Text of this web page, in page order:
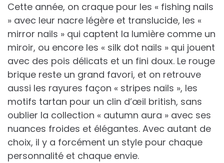
Cette année, on craque pour les « fishing nails
» avec leur nacre légère et translucide, les «
mirror nails » qui captent la lumière comme un
miroir, ou encore les « silk dot nails » qui jouent
avec des pois délicats et un fini doux. Le rouge
brique reste un grand favori, et on retrouve
aussi les rayures façon « stripes nails », les
motifs tartan pour un clin d’œil british, sans
oublier la collection « autumn aura » avec ses
nuances froides et élégantes. Avec autant de
choix, il y a forcément un style pour chaque
personnalité et chaque envie.